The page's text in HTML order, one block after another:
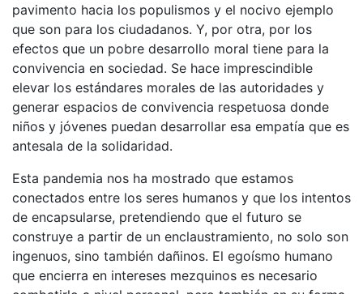
pavimento hacia los populismos y el nocivo ejemplo
que son para los ciudadanos. Y, por otra, por los
efectos que un pobre desarrollo moral tiene para la
convivencia en sociedad. Se hace imprescindible
elevar los estándares morales de las autoridades y
generar espacios de convivencia respetuosa donde
niños y jóvenes puedan desarrollar esa empatía que es
antesala de la solidaridad.
Esta pandemia nos ha mostrado que estamos
conectados entre los seres humanos y que los intentos
de encapsularse, pretendiendo que el futuro se
construye a partir de un enclaustramiento, no solo son
ingenuos, sino también dañinos. El egoísmo humano
que encierra en intereses mezquinos es necesario